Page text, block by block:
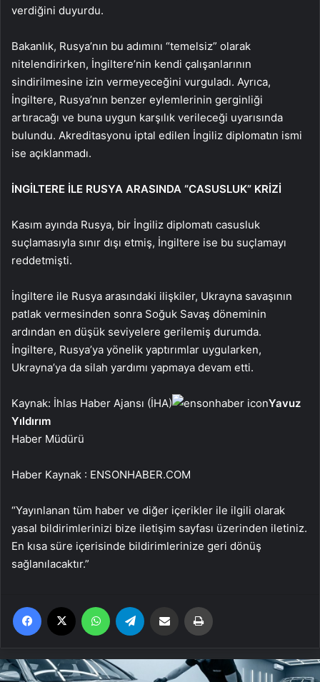
verdiğini duyurdu.
Bakanlık, Rusya’nın bu adımını “temelsiz” olarak
nitelendirirken, İngiltere’nin kendi çalışanlarının
sindirilmesine izin vermeyeceğini vurguladı. Ayrıca,
İngiltere, Rusya’nın benzer eylemlerinin gerginliği
artıracağı ve buna uygun karşılık verileceği uyarısında
bulundu. Akreditasyonu iptal edilen İngiliz diplomatın ismi
ise açıklanmadı.
İNGİLTERE İLE RUSYA ARASINDA “CASUSLUK” KRİZİ
Kasım ayında Rusya, bir İngiliz diplomatı casusluk
suçlamasıyla sınır dışı etmiş, İngiltere ise bu suçlamayı
reddetmişti.
İngiltere ile Rusya arasındaki ilişkiler, Ukrayna savaşının
patlak vermesinden sonra Soğuk Savaş döneminin
ardından en düşük seviyelere gerilemiş durumda.
İngiltere, Rusya’ya yönelik yaptırımlar uygularken,
Ukrayna’ya da silah yardımı yapmaya devam etti.
Kaynak: İhlas Haber Ajansı (İHA)
Yavuz
Yıldırım
Haber Müdürü
Haber Kaynak : ENSONHABER.COM
“Yayınlanan tüm haber ve diğer içerikler ile ilgili olarak
yasal bildirimlerinizi bize iletişim sayfası üzerinden iletiniz.
En kısa süre içerisinde bildirimlerinize geri dönüş
sağlanılacaktır.”
Facebook WhatsApp Email'den paylaş